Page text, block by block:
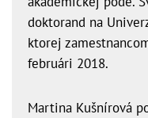
doktorand na
ktorej
februári 2018.
Martina Kušnírová